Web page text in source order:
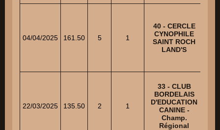
04/04/2025 161.50 5 1
40 - CERCLE
CYNOPHILE
SAINT ROCH
LAND'S
22/03/2025 135.50 2 1
33 - CLUB
BORDELAIS
D'EDUCATION
CANINE -
Champ.
Régional